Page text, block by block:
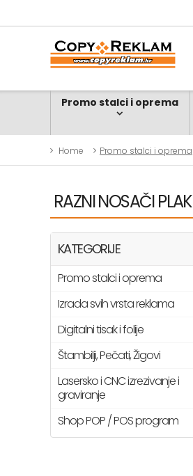
Promo stalci i oprema
Home Promo stalci i oprema
RAZNI NOSAČI
KATEGORIJE
Promo stalci i oprema
Izrada svih vrsta reklama
Digitalni tisak i folije
Štambilji, Pečati, Žigovi
Lasersko i CNC izrezivanje i
graviranje
Shop POP / POS program